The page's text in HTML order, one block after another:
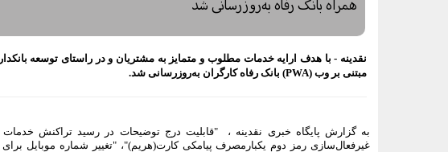
همراه بانک رفاه به‌روزرسانی شد
نقدینه - با هدف ارایه خدمات مطلوب و متمایز به مشتریان و در راستای توسعه
مبتنی بر وب (PWA) بانک رفاه کارگران به‌روزرسانی شد.
به گزارش پایگاه خبری نقدینه ، "قابلیت درج توضیحات در رسید تراکنش خدمات
غیرفعال‌سازی رمز دوم یکبارمصرف پیامکی کارت(هریم)"، "تغییر شماره موبایل